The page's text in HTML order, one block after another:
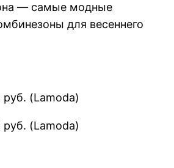
— самые модные
для весеннего
руб. (Lamoda)
руб. (Lamoda)